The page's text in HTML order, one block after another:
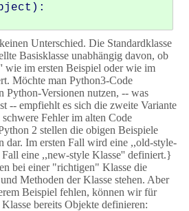
Unterschied. Die Standardklasse
Basisklasse unabhängig davon, ob
wie im ersten Beispiel oder wie im
Möchte man Python3-Code
Python-Versionen nutzen, -- was
-- empfiehlt es sich die zweite Variante
Fehler im alten Code
2 stellen die obigen Beispiele
dar. Im ersten Fall wird eine ,,old-style-
eine ,,new-style Klasse'' definiert.}
bei einer "richtigen" Klasse die
Methoden der Klasse stehen. Aber
Beispiel fehlen, können wir für
bereits Objekte definieren: